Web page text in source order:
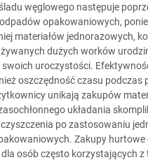
węglowego następuje
opakowaniowych,
materiałów jednorazowych,
dużych worków
uroczystości.
oszczędność czasu podczas
unikają zakupów
układania
po zastosowaniu
Zakupy
osób często korzystających z